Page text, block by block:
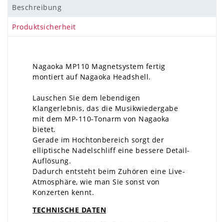
Beschreibung
Produktsicherheit
Nagaoka MP110 Magnetsystem fertig
montiert auf Nagaoka Headshell.
Lauschen Sie dem lebendigen
Klangerlebnis, das die Musikwiedergabe
mit dem MP-110-Tonarm von Nagaoka
bietet.
Gerade im Hochtonbereich sorgt der
elliptische Nadelschliff eine bessere Detail-
Auflösung.
Dadurch entsteht beim Zuhören eine Live-
Atmosphäre, wie man Sie sonst von
Konzerten kennt.
TECHNISCHE DATEN